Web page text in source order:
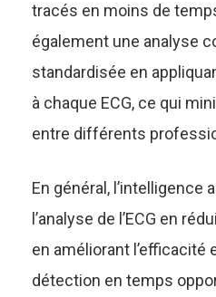
tracés en moins de
également une analyse
standardisée en
à chaque ECG, ce qui
entre différents
En général, l’intelligence
l’analyse de l’ECG en
en améliorant l’efficacité
détection en temps